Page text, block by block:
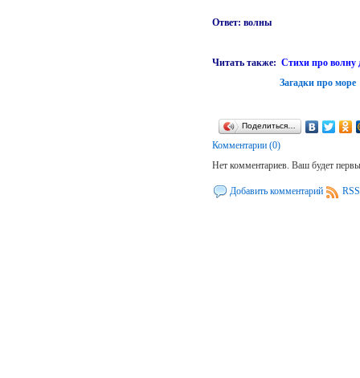
Ответ: волны
Читать также: Стихи про волну
Загадки про море
Поделиться…
Комментарии (0)
Нет комментариев. Ваш будет
Добавить комментарий